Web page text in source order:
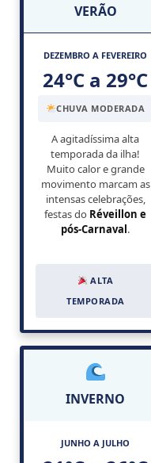
VERÃO
DEZEMBRO A FEVEREIRO
24°C a 29°C
CHUVA MODERADA
A agitadíssima alta
temporada da ilha!
Muito calor e grande
movimento marcam as
intensas celebrações,
festas do Réveillon e
pós-Carnaval.
ALTA
TEMPORADA
INVERNO
JUNHO A JULHO